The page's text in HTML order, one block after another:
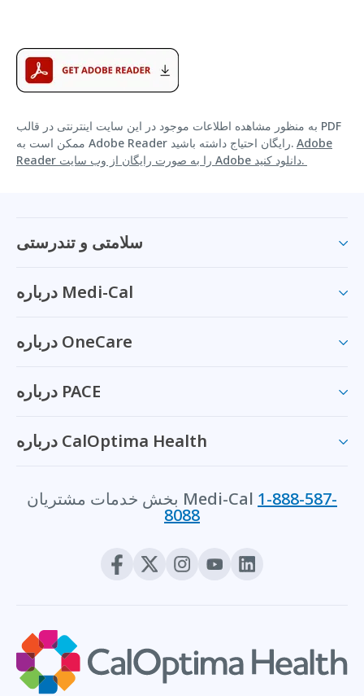
به منظور مشاهده اطلاعات موجود در این سایت اینترنتی در قالب PDF
ممکن است به Adobe Reader رایگان احتیاج داشته باشید. Adobe
Reader را به صورت رایگان از وب سایت Adobe دانلود کنید.
سلامتی و تندرستی
درباره Medi-Cal
درباره OneCare
درباره PACE
درباره CalOptima Health
بخش خدمات مشتریان Medi-Cal 1-888-587-
8088